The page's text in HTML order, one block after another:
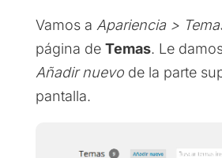
Vamos a Apariencia >
página de Temas. Le
Añadir nuevode la parte
pantalla.